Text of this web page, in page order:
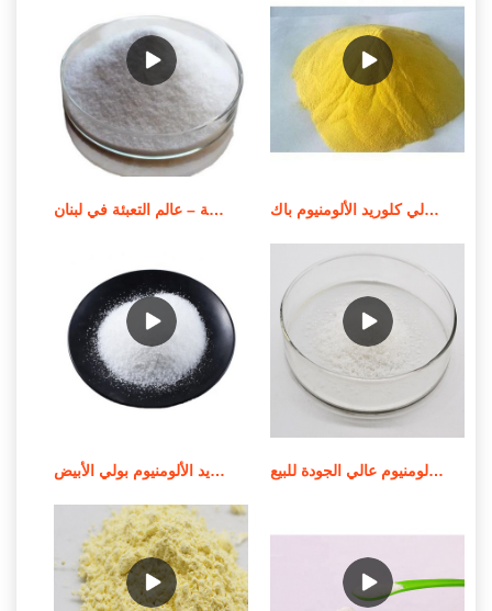
محطة معالجة المياه المدمجة – عالم التعبئة في لبنان سعر بيع عوامل معالجة المياه بولي كلوريد الألومنيوم باك
المورد من عملية تصنيع كلوريد الألومنيوم بولي الأبيض أعلى بيع الصين 2019 كلوريد البولي ألومنيوم عالي الجودة للبيع